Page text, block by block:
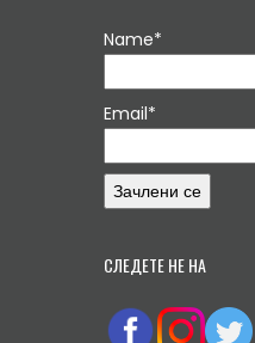
Name*
Email*
СЛЕДЕТЕ НЕ НА